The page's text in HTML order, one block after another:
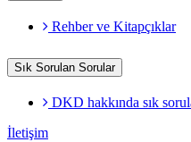
Rehber ve Kitapçıklar
Sık Sorulan Sorular
DKD hakkında sık
İletişim